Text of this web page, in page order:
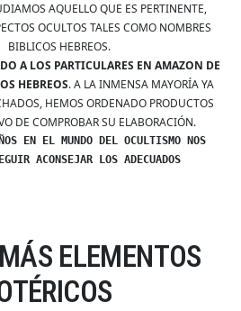
AQUELLO QUE ES PERTINENTE,
OCULTOS TALES COMO NOMBRES
BIBLICOS HEBREOS.
A LOS PARTICULARES EN AMAZON DE
HEBREOS. A LA INMENSA MAYORÍA YA
HEMOS ORDENADO PRODUCTOS
DE COMPROBAR SU ELABORACIÓN.
EN EL MUNDO DEL OCULTISMO NOS
ACONSEJAR LOS ADECUADOS
ELEMENTOS